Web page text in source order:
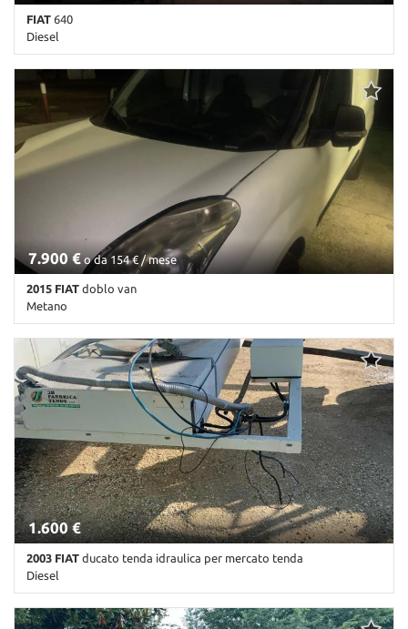
FIAT 640
Diesel
Km non disponibile • Cambio Altro • Antracite pastello
7.900 €o da 154 € / mese
2015 FIAT doblo van
Metano
100 Km • Cambio Manuale • Bianco pastello
1.600 €
2003 FIAT ducato tenda idraulica per mercato tenda
Diesel
0 Km • Cambio Manuale • Bianco pastello